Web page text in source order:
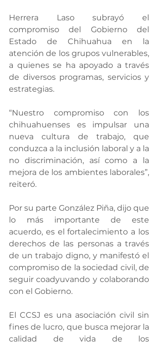
Herrera Laso subrayó el
compromiso del Gobierno del
Estado de Chihuahua en la
atención de los grupos vulnerables,
a quienes se ha apoyado a través
de diversos programas, servicios y
estrategias.
“Nuestro compromiso con los
chihuahuenses es impulsar una
nueva cultura de trabajo, que
conduzca a la inclusión laboral y a la
no discriminación, así como a la
mejora de los ambientes laborales”,
reiteró.
Por su parte González Piña, dijo que
lo más importante de este
acuerdo, es el fortalecimiento a los
derechos de las personas a través
de un trabajo digno, y manifestó el
compromiso de la sociedad civil, de
seguir coadyuvando y colaborando
con el Gobierno.
El CCSJ es una asociación civil sin
fines de lucro, que busca mejorar la
calidad de vida de los